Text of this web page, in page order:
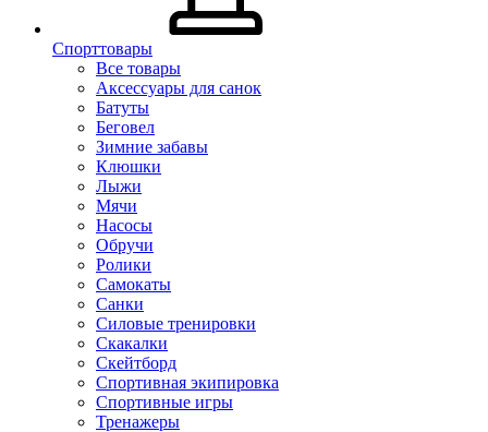
Спорттовары
Все товары
Аксессуары для санок
Батуты
Беговел
Зимние забавы
Клюшки
Лыжи
Мячи
Насосы
Обручи
Ролики
Самокаты
Санки
Силовые тренировки
Скакалки
Скейтборд
Спортивная экипировка
Спортивные игры
Тренажеры